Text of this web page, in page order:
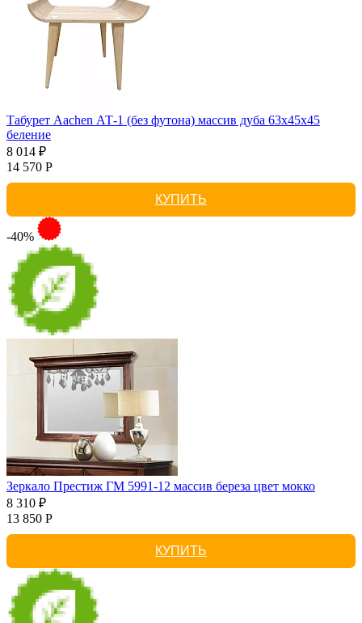
Табурет Aachen АТ-1 (без футона) массив дуба 63х45х45
беление
8 014 ₽
14 570 Р
КУПИТЬ
-40%
Зеркало Престиж ГМ 5991-12 массив береза цвет мокко
8 310 ₽
13 850 Р
КУПИТЬ